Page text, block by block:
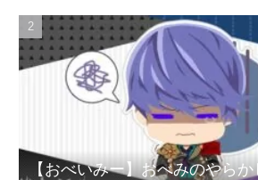
【おべいみー】おべみのやら